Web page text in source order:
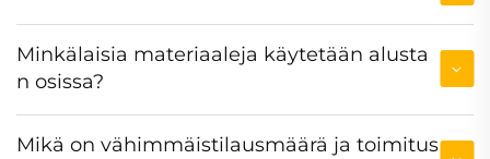
Minkälaisia materiaaleja käytetään alusta
n osissa?
Mikä on vähimmäistilausmäärä ja toimitus